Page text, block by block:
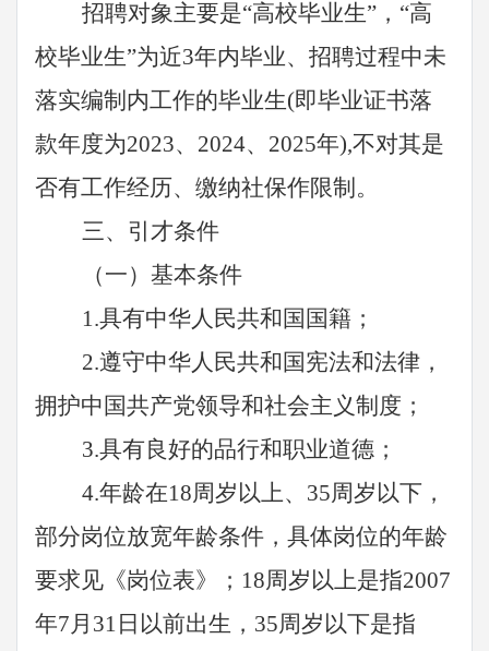
招聘对象主要是“高校毕业生”，“高
校毕业生”为近3年内毕业、招聘过程中未
落实编制内工作的毕业生(即毕业证书落
款年度为2023、2024、2025年),不对其是
否有工作经历、缴纳社保作限制。
三、引才条件
（一）基本条件
1.具有中华人民共和国国籍；
2.遵守中华人民共和国宪法和法律，
拥护中国共产党领导和社会主义制度；
3.具有良好的品行和职业道德；
4.年龄在18周岁以上、 35周岁以下，
部分岗位放宽年龄条件，具体岗位的年龄
要求见《岗位表》； 18周岁以上是指2007
年7月31日以前出生， 35周岁以下是指